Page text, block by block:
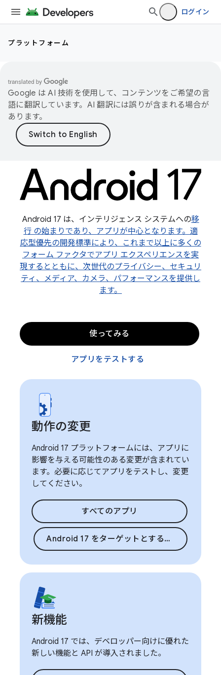
ログイン
プラットフォーム
Google は AI 技術を使用して、コンテンツをご希望の言
語に翻訳しています。AI 翻訳には誤りが含まれる場合が
あります。
Android 17 は、インテリジェンス システムへの移
行 の始まりであり、アプリが中心となります。適
応型優先の開発標準により、これまで以上に多くの
フォーム ファクタでアプリ エクスペリエンスを実
現するとともに、次世代のプライバシー、セキュリ
ティ、メディア、カメラ、パフォーマンスを提供し
ます。
使ってみる
アプリをテストする
動作の変更
Android 17 プラットフォームには、アプリに
影響を与える可能性のある変更が含まれてい
ます。必要に応じてアプリをテストし、変更
してください。
すべてのアプリ
Android 17 をターゲットとするアプリ
新機能
Android 17 では、デベロッパー向けに優れた
新しい機能と API が導入されました。